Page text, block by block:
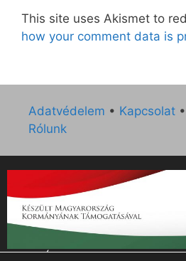
This site uses Akismet to
how your comment data is
Adatvédelem • Kapcsolat •
Rólunk
„Az Új Ember katolikus hetilap